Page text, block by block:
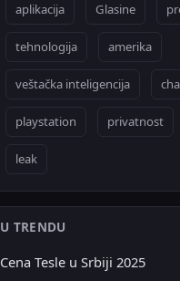
aplikacija Glasine
tehnologija amerika
veštačka inteligencija
playstation privatnost
leak
U TRENDU
Cena Tesle u Srbiji 2025